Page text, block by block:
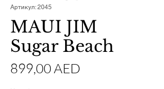
Артикул: 2045
MAUI JIM
Sugar Beach
899,00 AED